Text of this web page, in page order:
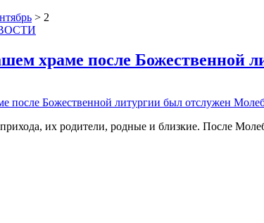
> 2
храме после Божественной
их родители, родные и близкие. После